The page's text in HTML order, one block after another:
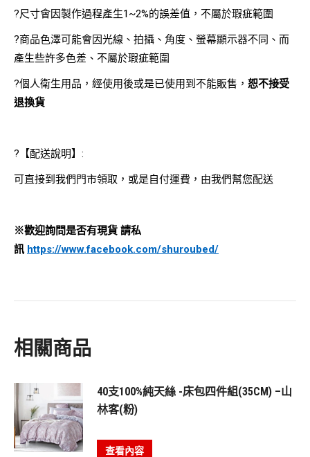
?尺寸會因製作過程產生1~2%的誤差值，不屬於瑕疵範圍
?商品色澤可能會因光線、拍攝、角度、螢幕顯示器不同、而
產生些許多色差、不屬於瑕疵範圍
?個人衛生用品，經使用後或是已使用到不能販售， 恕不接受
退換貨
?【配送說明】:
可直接到我們門市領取，或是自付運費，由我們幫您配送
※歡迎詢問是否有現貨 請私
訊 https://www.facebook.com/shuroubed/
相關商品
40支100%純天絲 -床包四件組(35CM) –山
林客(粉)
查看內容